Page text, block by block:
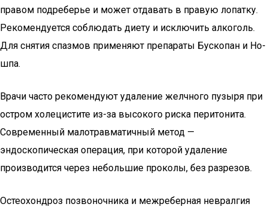
правом подреберье и может отдавать в правую лопатку.
Рекомендуется соблюдать диету и исключить алкоголь.
Для снятия спазмов применяют препараты Бускопан и Но-
шпа.
Врачи часто рекомендуют удаление желчного пузыря при
остром холецистите из-за высокого риска перитонита.
Современный малотравматичный метод —
эндоскопическая операция, при которой удаление
производится через небольшие проколы, без разрезов.
Остеохондроз позвоночника и межреберная невралгия